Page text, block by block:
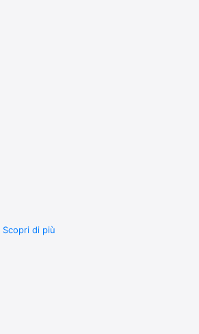
Scopri di più